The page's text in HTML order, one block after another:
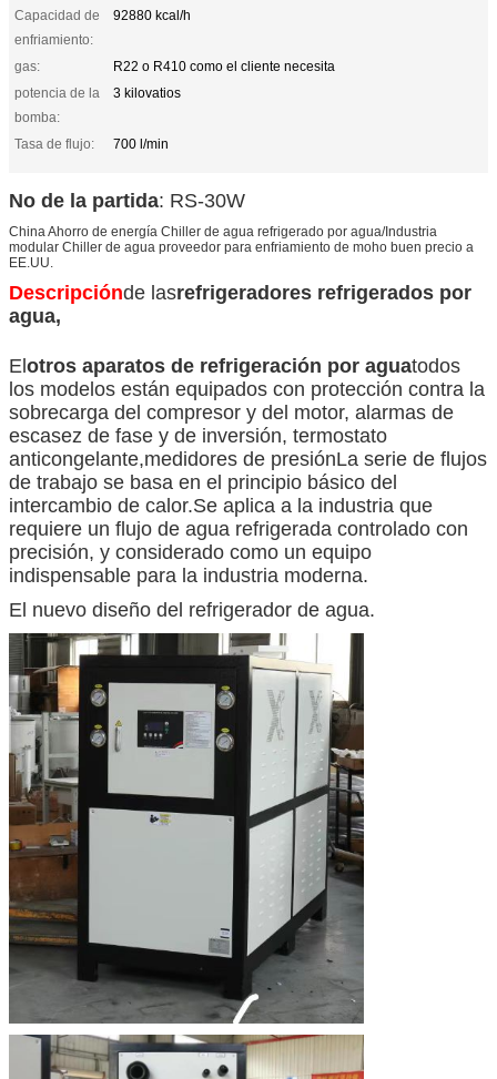
Capacidad de
enfriamiento:
92880 kcal/h
gas:
R22 o R410 como el cliente necesita
potencia de la
bomba:
3 kilovatios
Tasa de flujo: 700 l/min
No de la partida: RS-30W
China Ahorro de energía Chiller de agua refrigerado por agua/Industria
modular Chiller de agua proveedor para enfriamiento de moho buen precio a
EE.UU.
Descripciónde lasrefrigeradores refrigerados por
agua,
Elotros aparatos de refrigeración por aguatodos
los modelos están equipados con protección contra la
sobrecarga del compresor y del motor, alarmas de
escasez de fase y de inversión, termostato
anticongelante,medidores de presiónLa serie de flujos
de trabajo se basa en el principio básico del
intercambio de calor.Se aplica a la industria que
requiere un flujo de agua refrigerada controlado con
precisión, y considerado como un equipo
indispensable para la industria moderna.
El nuevo diseño del refrigerador de agua.